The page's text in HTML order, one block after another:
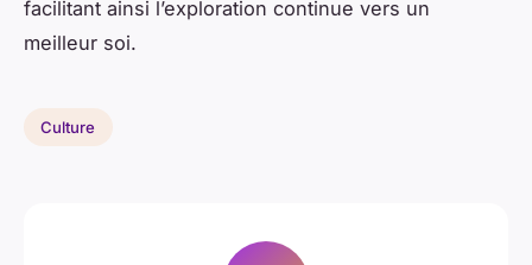
facilitant ainsi l’exploration continue vers un
meilleur soi.
Culture